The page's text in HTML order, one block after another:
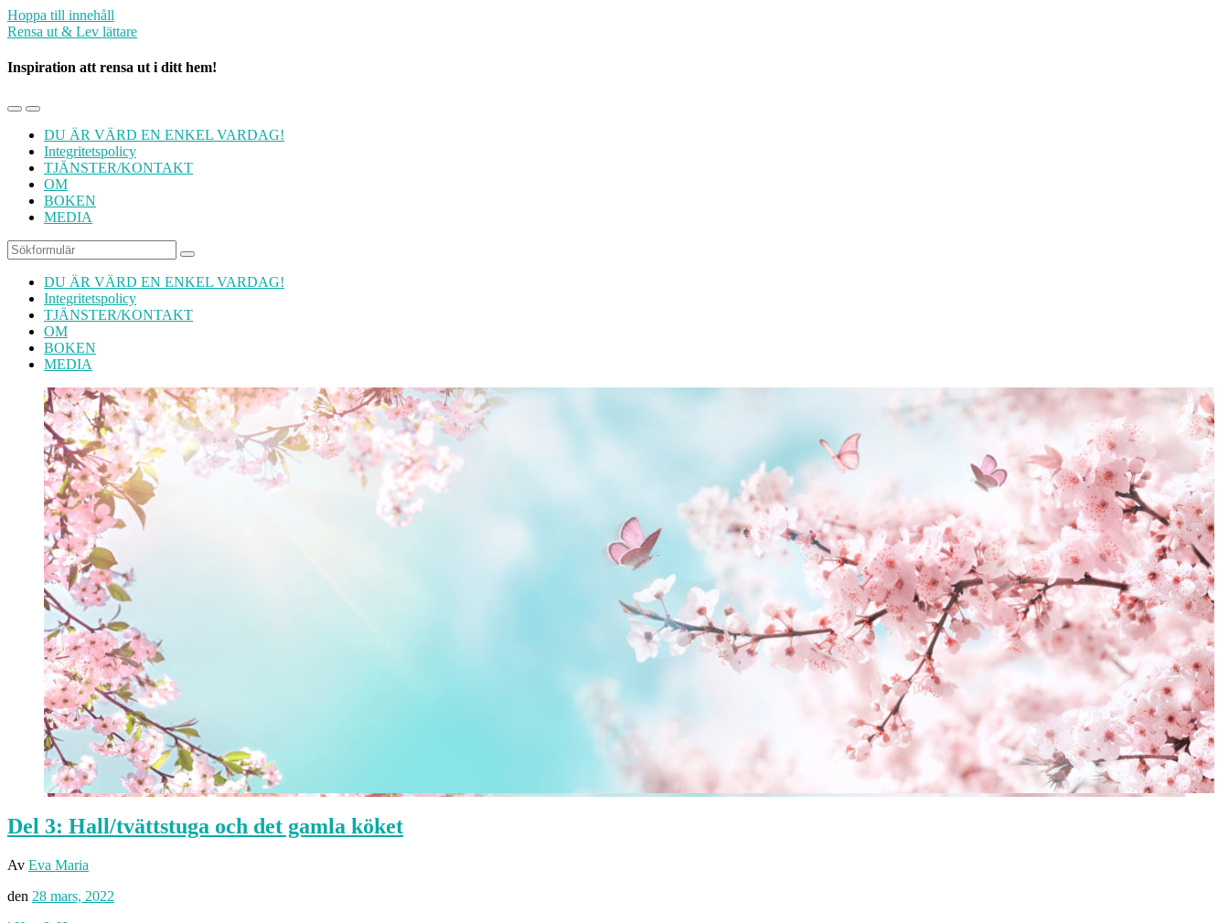
Hoppa till innehåll
Rensa ut & Lev lättare
Inspiration att rensa ut i ditt hem!
Slå
mobilmenyn
Slå
på/av
sökfältet
DU ÄR VÄRD EN ENKEL VARDAG!
Integritetspolicy
TJÄNSTER/KONTAKT
OM
BOKEN
MEDIA
Sök
DU ÄR VÄRD EN ENKEL VARDAG!
Integritetspolicy
TJÄNSTER/KONTAKT
OM
BOKEN
MEDIA
Del 3: Hall/tvättstuga och det gamla köket
Av Eva Maria
den 28 mars, 2022